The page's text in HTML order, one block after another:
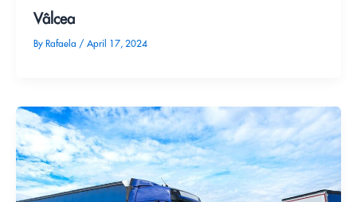
Vâlcea
By Rafaela / April 17, 2024